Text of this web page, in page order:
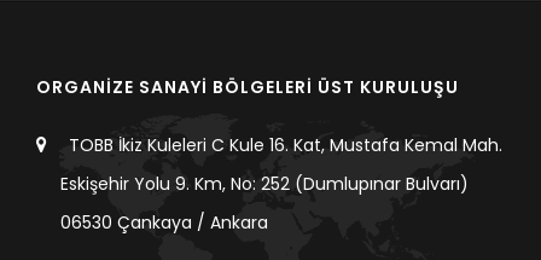
ORGANİZE SANAYİ BÖLGELERİ ÜST KURULUŞU
TOBB İkiz Kuleleri C Kule 16. Kat, Mustafa Kemal Mah.
Eskişehir Yolu 9. Km, No: 252 (Dumlupınar Bulvarı)
06530 Çankaya / Ankara